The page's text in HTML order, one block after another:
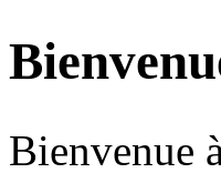
Bienvenue